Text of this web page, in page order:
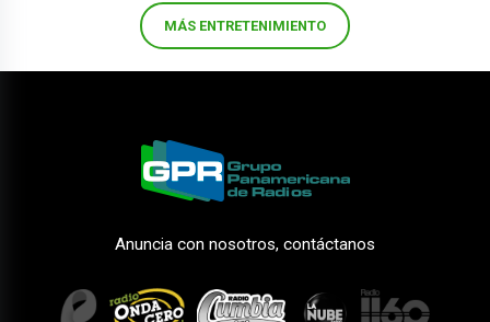
MÁS ENTRETENIMIENTO
Anuncia con nosotros, contáctanos